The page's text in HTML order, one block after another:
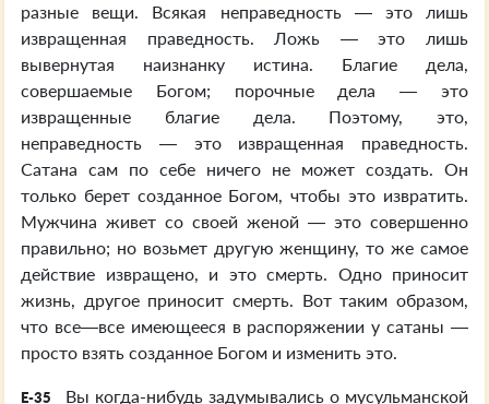
разные вещи. Всякая неправедность — это лишь
извращенная праведность. Ложь — это лишь
вывернутая наизнанку истина. Благие дела,
совершаемые Богом; порочные дела — это
извращенные благие дела. Поэтому, это,
неправедность — это извращенная праведность.
Сатана сам по себе ничего не может создать. Он
только берет созданное Богом, чтобы это извратить.
Мужчина живет со своей женой — это совершенно
правильно; но возьмет другую женщину, то же самое
действие извращено, и это смерть. Одно приносит
жизнь, другое приносит смерть. Вот таким образом,
что все—все имеющееся в распоряжении у сатаны —
просто взять созданное Богом и изменить это.
E-35
Вы когда-нибудь задумывались о мусульманской